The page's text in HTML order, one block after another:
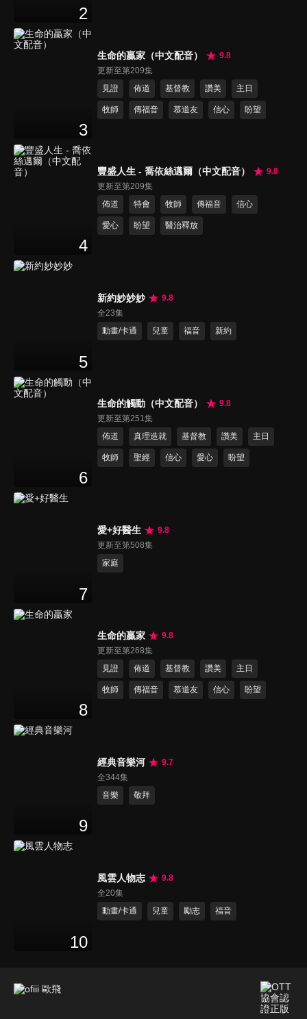
2
3
生命的贏家（中文配音）
9.8
更新至第209集
見證
佈道 基督教 讚美 主日
牧師 傳福音 慕道友 信心 盼望
4
豐盛人生 - 喬依絲邁爾（中文配音）
9.8
更新至第209集
佈道
特會 牧師 傳福音 信心
愛心 盼望 醫治釋放
5
新約妙妙妙
9.8
全23集
動畫/卡通
兒童 福音 新約
6
生命的觸動（中文配音）
9.8
更新至第251集
佈道
真理造就 基督教 讚美 主日
牧師 聖經 信心 愛心 盼望
7
愛+好醫生
9.8
更新至第508集
家庭
8
生命的贏家
9.8
更新至第268集
見證
佈道 基督教 讚美 主日
牧師 傳福音 慕道友 信心 盼望
9
經典音樂河
9.7
全344集
音樂
敬拜
10
風雲人物志
9.8
全20集
動畫/卡通
兒童 勵志 福音